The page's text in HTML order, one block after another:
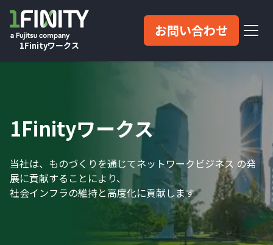
1Finityワークス
お問い合わせ
1Finityワークス
当社は、ものづくりを通じてネットワークビジネス の発
展に貢献することにより、
社会インフラの維持と高度化に貢献します